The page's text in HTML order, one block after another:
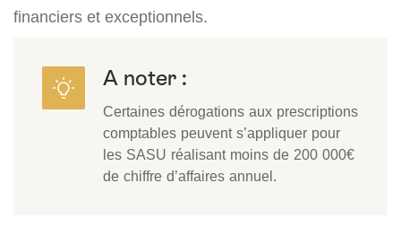
financiers et exceptionnels.
A noter :
Certaines dérogations aux prescriptions
comptables peuvent s’appliquer pour
les SASU réalisant moins de 200 000€
de chiffre d’affaires annuel.